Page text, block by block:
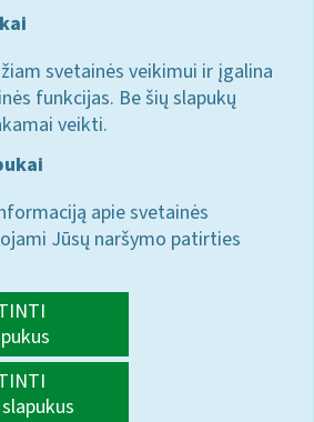
svetainės veikimui ir įgalina
funkcijas. Be šių slapukų
veikti.
apie svetainės
Jūsų naršymo patirties